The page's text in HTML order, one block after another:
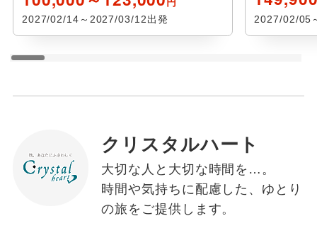
2027/02/14～2027/03/12出発 2027/02/05
クリスタルハート
大切な人と大切な時間を…。
時間や気持ちに配慮した、ゆとり
の旅をご提供します。